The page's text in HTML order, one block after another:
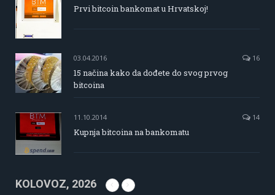
Prvi bitcoin bankomat u Hrvatskoj!
03.04.2016 16
15 načina kako da dođete do svog prvog
bitcoina
11.10.2014 14
Kupnja bitcoina na bankomatu
KOLOVOZ, 2026